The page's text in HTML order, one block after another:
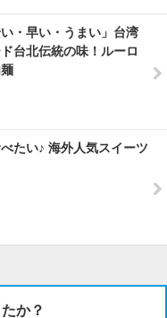
・早い・うまい」台湾
台北伝統の味！ルーロ
たい♪ 海外人気スイーツ
か？